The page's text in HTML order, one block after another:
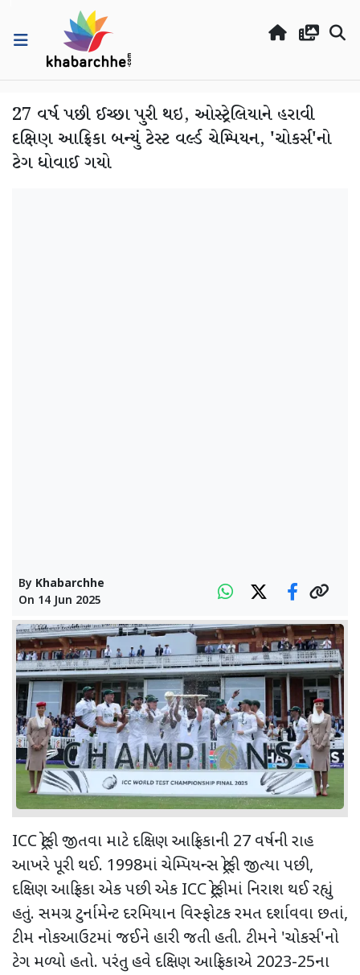
27 વર્ષ પછી ઈચ્છા પુરી થઇ, ઓસ્ટ્રેલિયાને હરાવી
દક્ષિણ આફ્રિકા બન્યું ટેસ્ટ વર્લ્ડ ચેમ્પિયન, 'ચોકર્સ'નો
ટેગ ધોવાઈ ગયો
By Khabarchhe
On 14 Jun 2025
ICC ટ્રોફી જીતવા માટે દક્ષિણ આફ્રિકાની 27 વર્ષની રાહ
આખરે પૂરી થઈ. 1998માં ચેમ્પિયન્સ ટ્રોફી જીત્યા પછી,
દક્ષિણ આફ્રિકા એક પછી એક ICC ટ્રોફીમાં નિરાશ થઈ રહ્યું
હતું. સમગ્ર ટુર્નામેન્ટ દરમિયાન વિસ્ફોટક રમત દર્શાવવા છતાં,
ટીમ નોકઆઉટમાં જઈને હારી જતી હતી. ટીમને 'ચોકર્સ'નો
ટેગ મળ્યો હતો. પરંતુ હવે દક્ષિણ આફ્રિકાએ 2023-25ના